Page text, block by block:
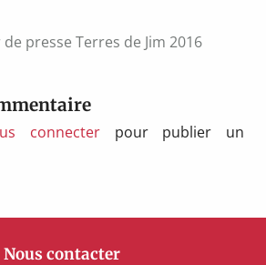
presse Terres de Jim 2016
connecter pour publier un
Nous contacter